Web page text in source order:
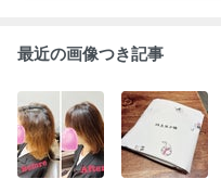
最近の画像つき記事